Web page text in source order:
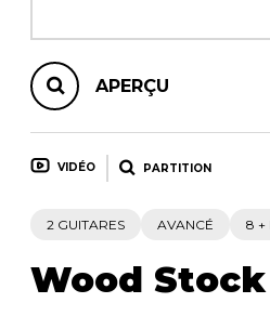
APERÇU
VIDÉO PARTITION
2 GUITARES AVANCÉ 8 +
Wood Stock